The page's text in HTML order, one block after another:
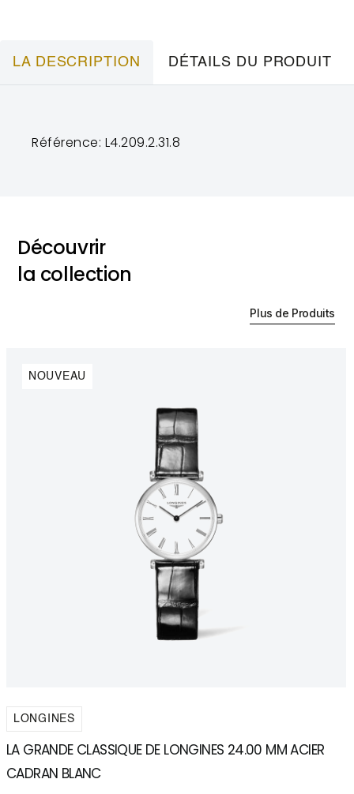
LA DESCRIPTION DÉTAILS DU PRODUIT
Référence: L4.209.2.31.8
Découvrir
la collection
Plus de Produits
LONGINES
LA GRANDE CLASSIQUE DE LONGINES 24.00 MM ACIER
CADRAN BLANC
NOUVEAU